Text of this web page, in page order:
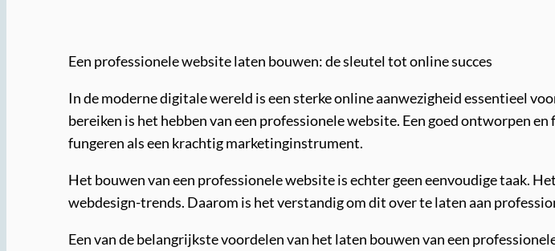
Een professionele website laten bouwen: de sleutel tot online succes
In de moderne digitale wereld is een sterke online aanwezigheid essentieel
bereiken is het hebben van een professionele website. Een goed ontworpen
fungeren als een krachtig marketinginstrument.
Het bouwen van een professionele website is echter geen eenvoudige taak.
webdesign-trends. Daarom is het verstandig om dit over te laten aan
Een van de belangrijkste voordelen van het laten bouwen van een